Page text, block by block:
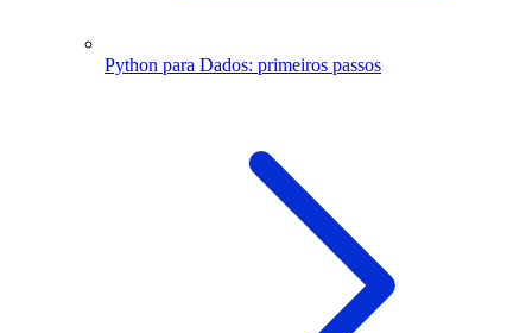
Python para Dados: primeiros passos